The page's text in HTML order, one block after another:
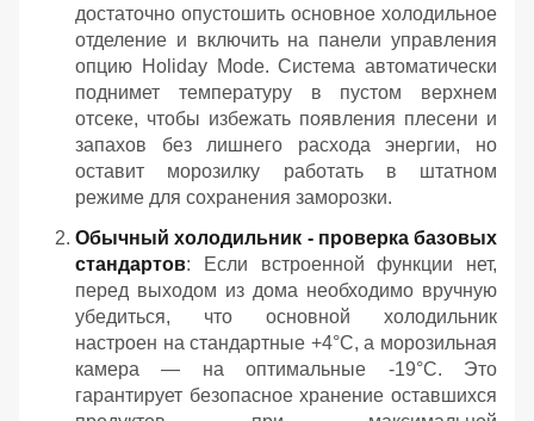
достаточно опустошить основное холодильное
отделение и включить на панели управления
опцию Holiday Mode. Система автоматически
поднимет температуру в пустом верхнем
отсеке, чтобы избежать появления плесени и
запахов без лишнего расхода энергии, но
оставит морозилку работать в штатном
режиме для сохранения заморозки.
Обычный холодильник - проверка базовых
стандартов: Если встроенной функции нет,
перед выходом из дома необходимо вручную
убедиться, что основной холодильник
настроен на стандартные +4°C, а морозильная
камера — на оптимальные -19°C. Это
гарантирует безопасное хранение оставшихся